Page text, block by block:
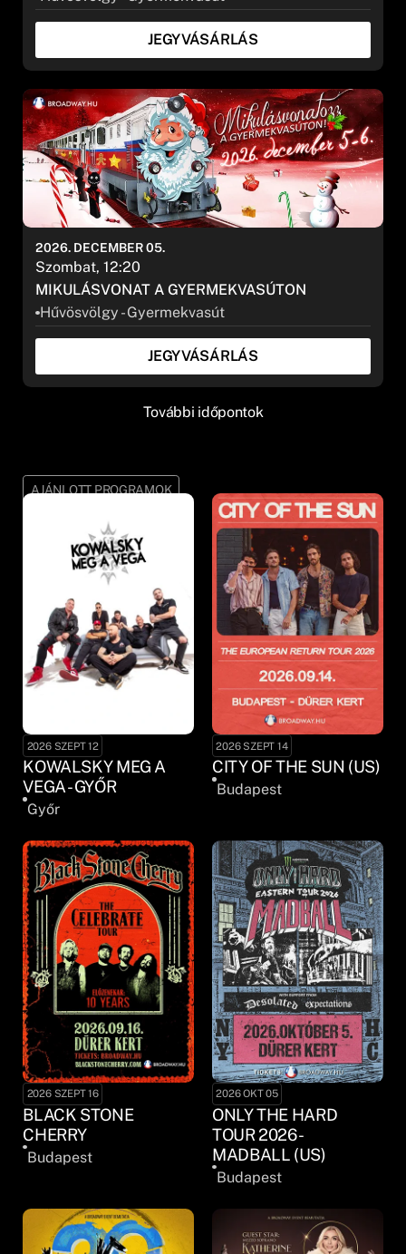
JEGYVÁSÁRLÁS
MIKULÁSVONAT A GYERMEKVASÚTON
Hűvösvölgy - Gyermekvasút
2026. DECEMBER 05.
Szombat, 12:20
JEGYVÁSÁRLÁS
További időpontok
AJÁNLOTT PROGRAMOK
2026 SZEPT 12
KOWALSKY MEG A
VEGA - GYŐR
Győr
2026 SZEPT 14
CITY OF THE SUN (US)
Budapest
2026 SZEPT 16
BLACK STONE
CHERRY
Budapest
2026 OKT 05
ONLY THE HARD
TOUR 2026 -
MADBALL (US)
Budapest